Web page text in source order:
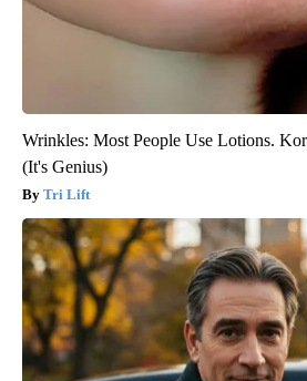
Wrinkles: Most People Use Lotions.
(It's Genius)
Tri Lift